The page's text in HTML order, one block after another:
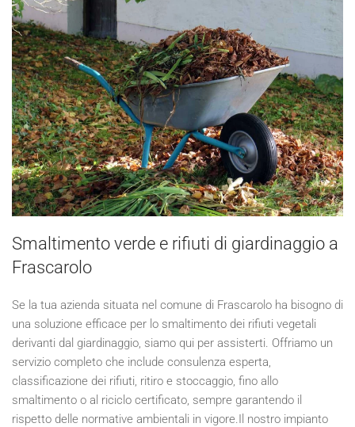
Smaltimento verde e rifiuti di giardinaggio a
Frascarolo
Se la tua azienda situata nel comune di Frascarolo ha bisogno di
una soluzione efficace per lo smaltimento dei rifiuti vegetali
derivanti dal giardinaggio, siamo qui per assisterti. Offriamo un
servizio completo che include consulenza esperta,
classificazione dei rifiuti, ritiro e stoccaggio, fino allo
smaltimento o al riciclo certificato, sempre garantendo il
rispetto delle normative ambientali in vigore.Il nostro impianto